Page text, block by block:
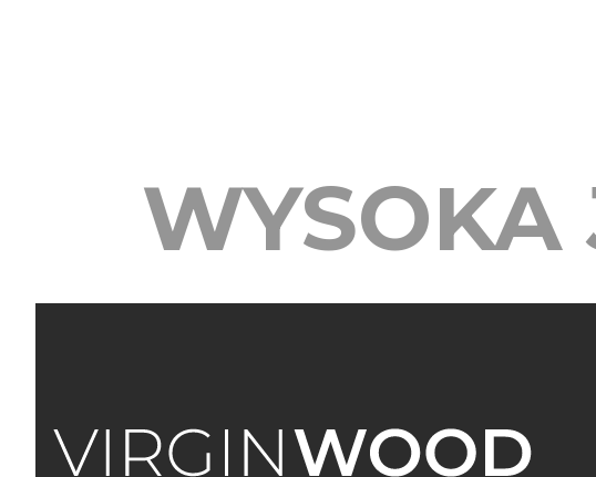
WYSOKA